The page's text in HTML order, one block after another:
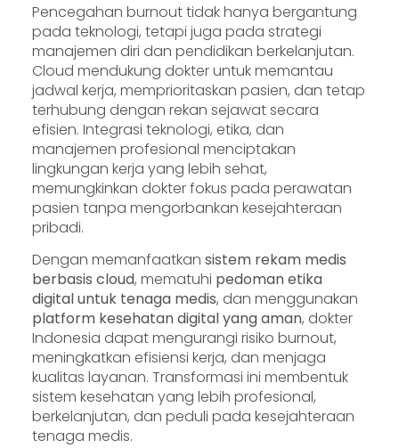
Pencegahan burnout tidak hanya bergantung
pada teknologi, tetapi juga pada strategi
manajemen diri dan pendidikan berkelanjutan.
Cloud mendukung dokter untuk memantau
jadwal kerja, memprioritaskan pasien, dan tetap
terhubung dengan rekan sejawat secara
efisien. Integrasi teknologi, etika, dan
manajemen profesional menciptakan
lingkungan kerja yang lebih sehat,
memungkinkan dokter fokus pada perawatan
pasien tanpa mengorbankan kesejahteraan
pribadi.
Dengan memanfaatkan sistem rekam medis
berbasis cloud, mematuhi pedoman etika
digital untuk tenaga medis, dan menggunakan
platform kesehatan digital yang aman, dokter
Indonesia dapat mengurangi risiko burnout,
meningkatkan efisiensi kerja, dan menjaga
kualitas layanan. Transformasi ini membentuk
sistem kesehatan yang lebih profesional,
berkelanjutan, dan peduli pada kesejahteraan
tenaga medis.